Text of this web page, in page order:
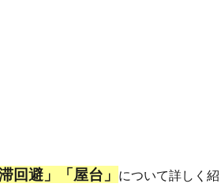
回避」「屋台」 について詳しく紹